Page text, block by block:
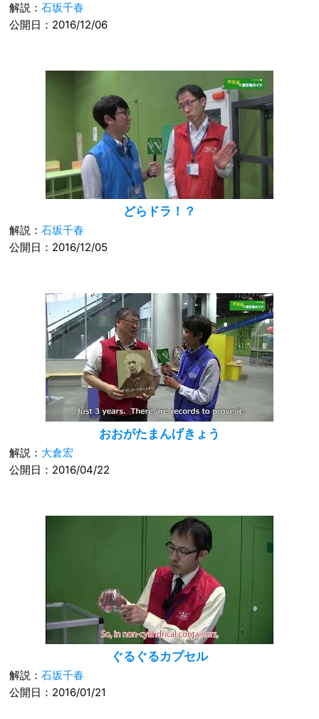
解説：石坂千春
公開日：2016/12/06
どらドラ！？
解説：石坂千春
公開日：2016/12/05
おおがたまんげきょう
解説： 大倉宏
公開日：2016/04/22
ぐるぐるカプセル
解説：石坂千春
公開日：2016/01/21